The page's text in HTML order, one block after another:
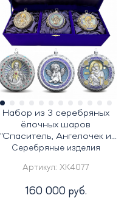
Набор из 3 серебряных
ёлочных шаров
"Спаситель, Ангелочек и
Владимирская
Серебряные изделия
Артикул: XK4077
160 000 руб.